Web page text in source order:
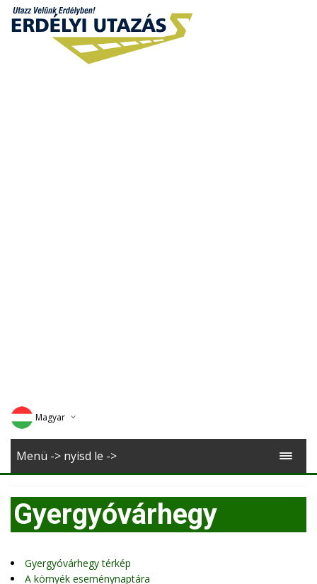
Magyar
Deutsch
Romana
Menü -> nyisd le ->
Gyergyóvárhegy
Gyergyóvárhegy térkép
A környék eseménynaptára